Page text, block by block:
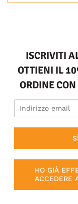
ISCRIVITI
OTTIENI IL
ORDINE
HO GIÀ
ACCEDERE